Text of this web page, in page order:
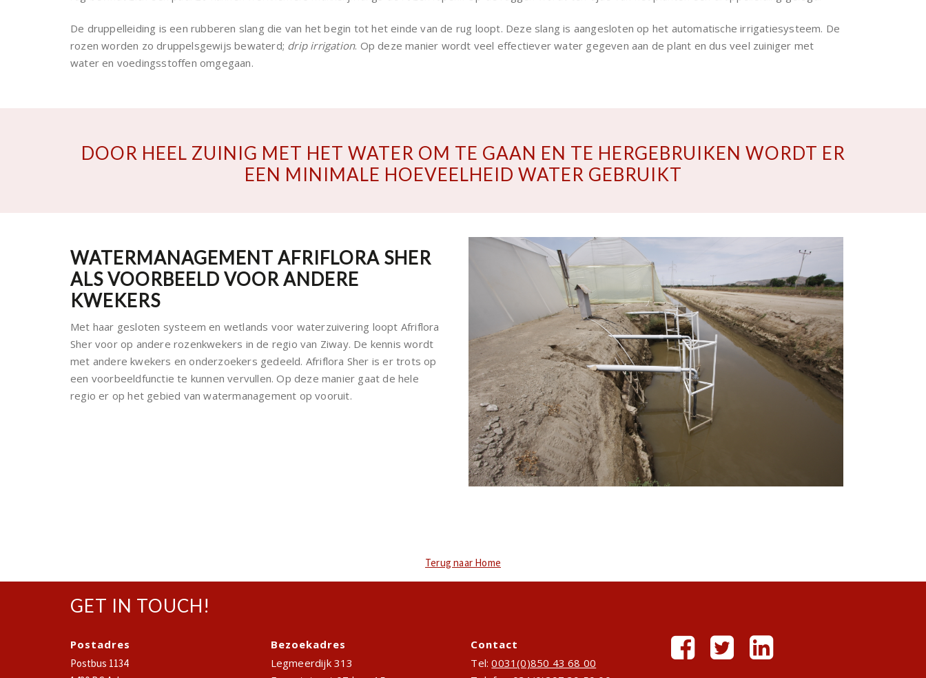
De druppelleiding is een rubberen slang die van het begin tot het einde van de rug loopt. Deze slang is aangesloten op het automatische irrigatiesysteem. De
rozen worden zo druppelsgewijs bewaterd; drip irrigation. Op deze manier wordt veel effectiever water gegeven aan de plant en dus veel zuiniger met
water en voedingsstoffen omgegaan.
DOOR HEEL ZUINIG MET HET WATER OM TE GAAN EN TE HERGEBRUIKEN WORDT ER
EEN MINIMALE HOEVEELHEID WATER GEBRUIKT
WATERMANAGEMENT AFRIFLORA SHER
ALS VOORBEELD VOOR ANDERE
KWEKERS
Met haar gesloten systeem en wetlands voor waterzuivering loopt Afriflora
Sher voor op andere rozenkwekers in de regio van Ziway. De kennis wordt
met andere kwekers en onderzoekers gedeeld. Afriflora Sher is er trots op
een voorbeeldfunctie te kunnen vervullen. Op deze manier gaat de hele
regio er op het gebied van watermanagement op vooruit.
Terug naar Home
GET IN TOUCH!
Postadres
Postbus 1134
Bezoekadres
Legmeerdijk 313
Contact
Tel:0031(0)850 43 68 00